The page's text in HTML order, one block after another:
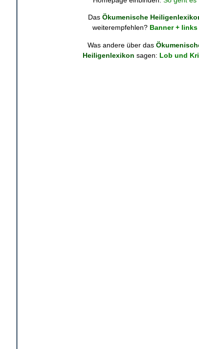
Das Ökumenische
weiterempfehlen? Banner + links
Was andere über das
Heiligenlexikon sagen: Lob und